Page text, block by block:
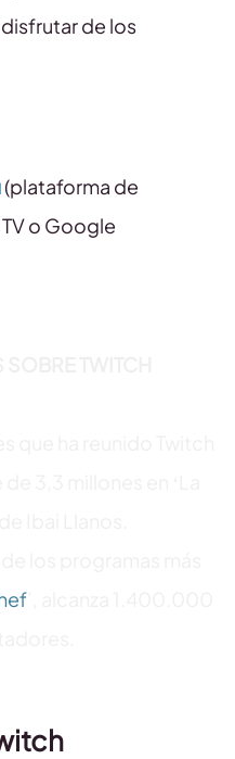
de los
(plataforma de
o Google